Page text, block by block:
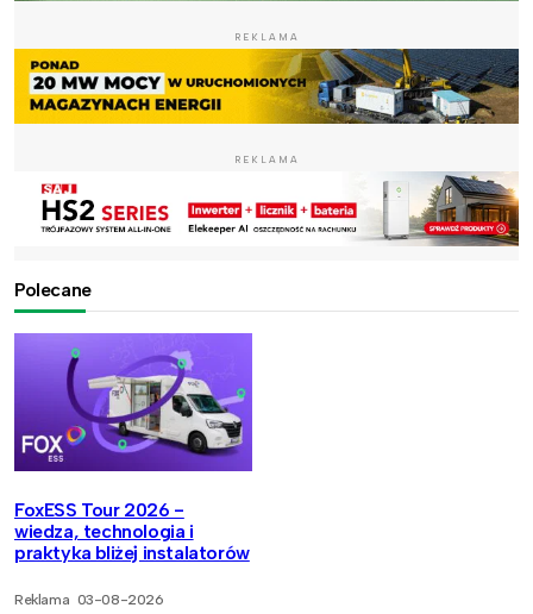
REKLAMA
REKLAMA
Polecane
FoxESS Tour 2026 -
wiedza, technologia i
praktyka bliżej instalatorów
Reklama 03-08-2026